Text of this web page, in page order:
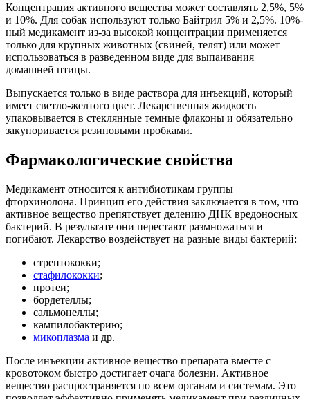
Концентрация активного вещества может составлять 2,5%, 5%
и 10%. Для собак используют только Байтрил 5% и 2,5%. 10%-
ный медикамент из-за высокой концентрации применяется
только для крупных животных (свиней, телят) или может
использоваться в разведенном виде для выпаивания
домашней птицы.
Выпускается только в виде раствора для инъекций, который
имеет светло-желтого цвет. Лекарственная жидкость
упаковывается в стеклянные темные флаконы и обязательно
закупоривается резиновыми пробками.
Фармакологические свойства
Медикамент относится к антибиотикам группы
фторхинолона. Принцип его действия заключается в том, что
активное вещество препятствует делению ДНК вредоносных
бактерий. В результате они перестают размножаться и
погибают. Лекарство воздействует на разные виды бактерий:
стрептококки;
стафилококки;
протеи;
бордетеллы;
сальмонеллы;
кампилобактерию;
микоплазма и др.
После инъекции активное вещество препарата вместе с
кровотоком быстро достигает очага болезни. Активное
вещество распространяется по всем органам и системам. Это